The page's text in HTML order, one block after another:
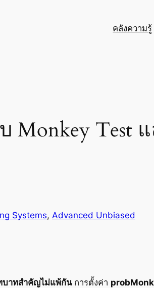
คลังความรู้
Monkey Test
Systems, Advanced Unbiased
บาทสำคัญไม่แพ้กันการตั้งค่า